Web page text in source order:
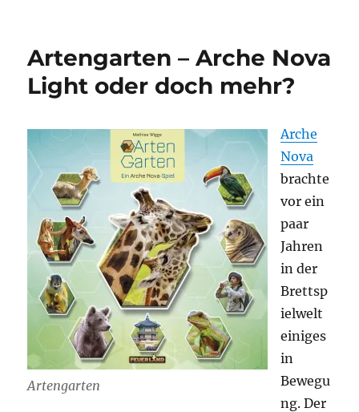
Artengarten – Arche Nova
Light oder doch mehr?
Artengarten
Arche
Nova
brachte
vor ein
paar
Jahren
in der
Brettsp
ielwelt
einiges
in
Bewegu
ng. Der